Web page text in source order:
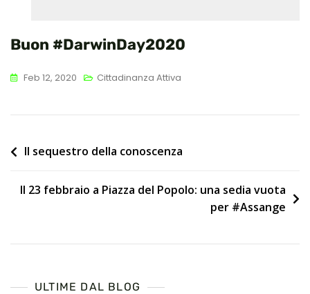
Buon #DarwinDay2020
Feb 12, 2020 Cittadinanza Attiva
Navigazione
Il sequestro della conoscenza
Il 23 febbraio a Piazza del Popolo: una sedia vuota
per #Assange
ULTIME DAL BLOG